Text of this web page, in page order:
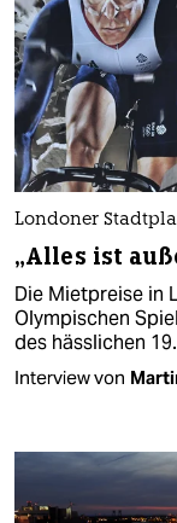
Londoner
„Alles ist
Die Mietpreise in
Olympischen
des hässlichen
Interview von